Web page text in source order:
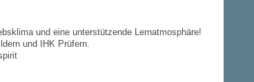
und eine unterstützende Lernatmosphäre!
und IHK Prüfern.